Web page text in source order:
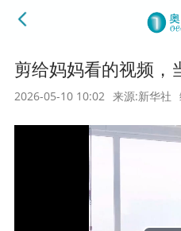
剪给妈妈看的视频，
2026-05-10 10:02 来源:新华社